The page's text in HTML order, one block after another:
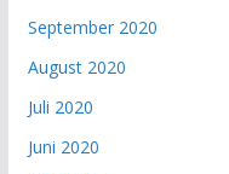
September 2020
August 2020
Juli 2020
Juni 2020